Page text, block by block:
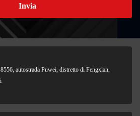
Invia
autostrada Puwei, distretto di Fengxian,